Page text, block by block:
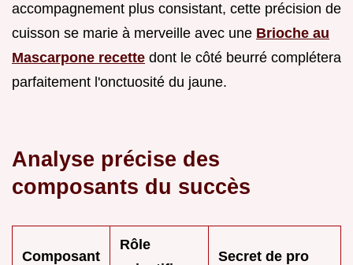
accompagnement plus consistant, cette précision de
cuisson se marie à merveille avec une Brioche au
Mascarpone recette dont le côté beurré complétera
parfaitement l'onctuosité du jaune.
Analyse précise des
composants du succès
Composant
Rôle
Secret de pro